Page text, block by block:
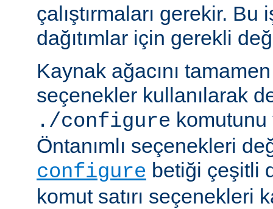
çalıştırmaları gerekir. Bu
dağıtımlar için gerekli
Kaynak ağacını tamamen
seçenekler kullanılarak
./configure
Öntanımlı seçenekleri
configure betiği çeşitli
komut satırı seçenekleri